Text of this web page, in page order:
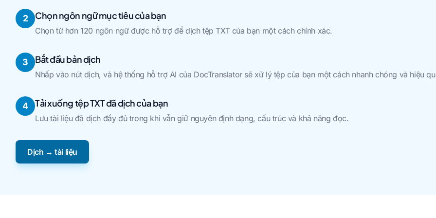
2 Chọn ngôn ngữ mục tiêu của bạn
Chọn từ hơn 120 ngôn ngữ được hỗ trợ để dịch tệp TXT của bạn một cách chính xác.
3 Bắt đầu bản dịch
Nhấp vào nút dịch, và hệ thống hỗ trợ AI của DocTranslator sẽ xử lý tệp của bạn một cách nhanh chóng và hiệu
4 Tải xuống tệp TXT đã dịch của bạn
Lưu tài liệu đã dịch đầy đủ trong khi vẫn giữ nguyên định dạng, cấu trúc và khả năng đọc.
Dịch → tài liệu